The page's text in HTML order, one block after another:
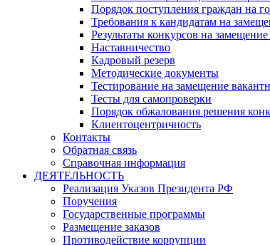
Порядок поступления граждан на
Требования к кандидатам на
Результаты конкурсов на
Наставничество
Кадровый резерв
Методические документы
Тестирование на замещение
Тесты для самопроверки
Порядок обжалования решения
Клиентоцентричность
Контакты
Обратная связь
Справочная информация
ДЕЯТЕЛЬНОСТЬ
Реализация Указов Президента РФ
Поручения
Государственные программы
Размещение заказов
Противодействие коррупции